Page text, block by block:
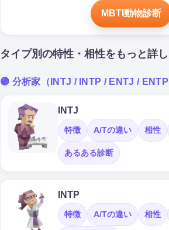
MBTI動物診断
タイプ別の特性・相性をもっと詳
🟣 分析家（INTJ / INTP / ENTJ / ENTP
INTJ
特徴 A/Tの違い 相性
あるある診断
INTP
特徴 A/Tの違い 相性